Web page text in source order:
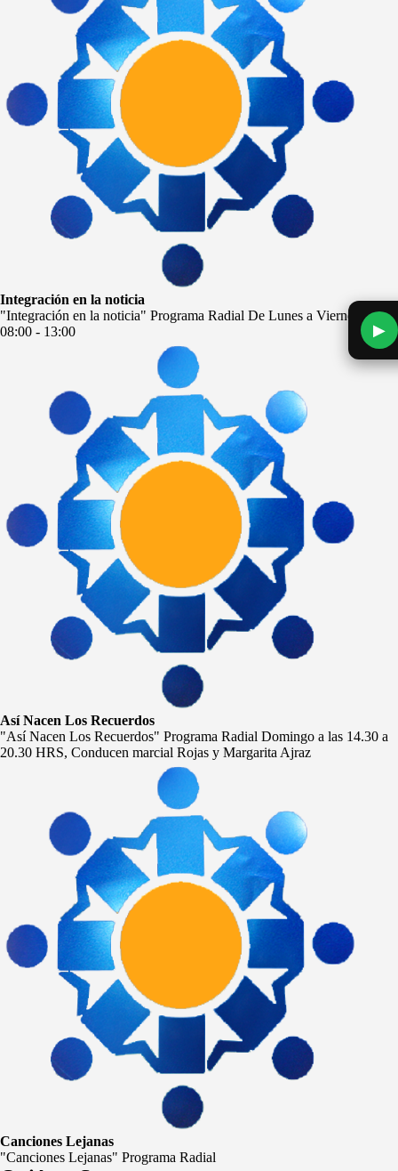
▶
Integración en la noticia
"Integración en la noticia" Programa Radial De Lunes a Viernes a las
08:00 - 13:00
Así Nacen Los Recuerdos
"Así Nacen Los Recuerdos" Programa Radial Domingo a las 14.30 a
20.30 HRS, Conducen marcial Rojas y Margarita Ajraz
Canciones Lejanas
"Canciones Lejanas" Programa Radial